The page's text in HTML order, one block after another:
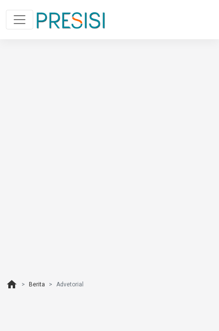
home Berita Advetorial